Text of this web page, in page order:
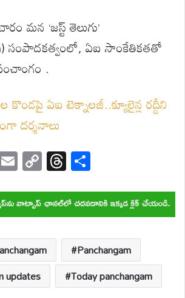
మన ‘జస్ట్ తెలుగు’
సంపాదకత్వంలో, ఏఐ సాంకేతికతతో
.
కొండపై ఏఐ టెక్నాలజీ..క్యూలైన్ల రద్దీని
దర్శనాలు
E
m
ail
C
o
p
y
Li
n
k
T
hr
e
a
d
s
ar
e
Panchangam
updates
Today panchangam